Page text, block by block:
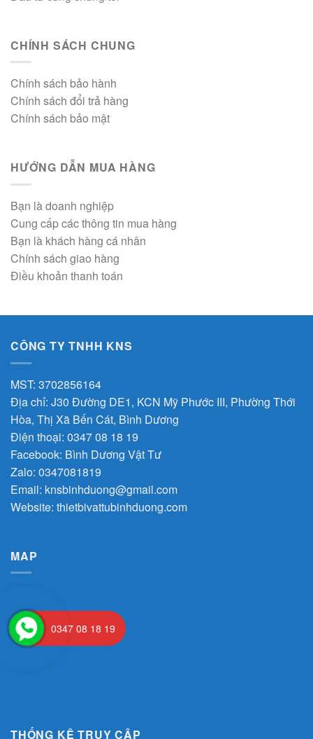
CHÍNH SÁCH CHUNG
Chính sách bảo hành
Chính sách đổi trả hàng
Chính sách bảo mật
HƯỚNG DẪN MUA HÀNG
Bạn là doanh nghiệp
Cung cấp các thông tin mua hàng
Bạn là khách hàng cá nhân
Chính sách giao hàng
Điều khoản thanh toán
CÔNG TY TNHH KNS
MST: 3702856164
Địa chỉ: J30 Đường DE1, KCN Mỹ Phước III, Phường Thới
Hòa, Thị Xã Bến Cát, Bình Dương
Điện thoại: 0347 08 18 19
Facebook: Bình Dương Vật Tư
Zalo: 0347081819
Email: knsbinhduong@gmail.com
Website: thietbivattubinhduong.com
MAP
THỐNG KÊ TRUY CẬP
0347 08 18 19